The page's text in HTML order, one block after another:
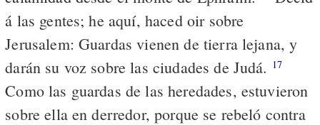
á las gentes; he aquí, haced oir sobre
Jerusalem: Guardas vienen de tierra lejana, y
darán su voz sobre las ciudades de Judá. 17
Como las guardas de las heredades, estuvieron
sobre ella en derredor, porque se rebeló contra